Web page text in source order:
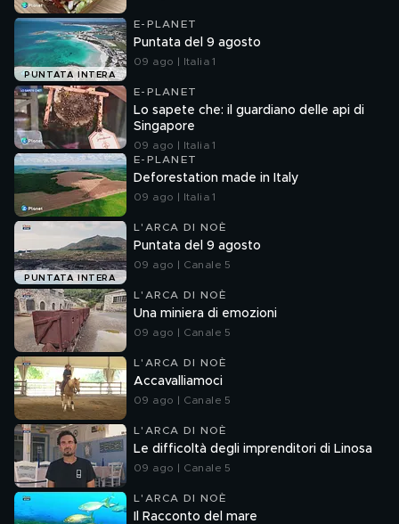
PUNTATA INTERA
E-PLANET
Puntata del 9 agosto
09 ago | Italia 1
E-PLANET
Lo sapete che: il guardiano delle api di
Singapore
09 ago | Italia 1
E-PLANET
Deforestation made in Italy
09 ago | Italia 1
PUNTATA INTERA
L'ARCA DI NOÈ
Puntata del 9 agosto
09 ago | Canale 5
L'ARCA DI NOÈ
Una miniera di emozioni
09 ago | Canale 5
L'ARCA DI NOÈ
Accavalliamoci
09 ago | Canale 5
L'ARCA DI NOÈ
Le difficoltà degli imprenditori di Linosa
09 ago | Canale 5
L'ARCA DI NOÈ
Il Racconto del mare